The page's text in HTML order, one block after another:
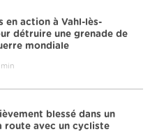
en action à Vahl-lès-
détruire une grenade de
mondiale
blessé dans un
route avec un cycliste